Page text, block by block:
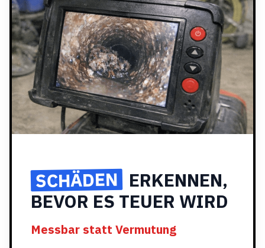
SCHÄDEN ERKENNEN,
BEVOR ES TEUER WIRD
Messbar statt Vermutung